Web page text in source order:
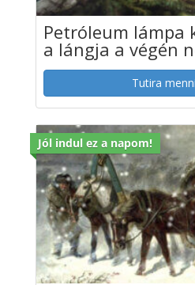
Petróleum lámpa
a lángja a végén
Tutira
Jól indul ez a napom!